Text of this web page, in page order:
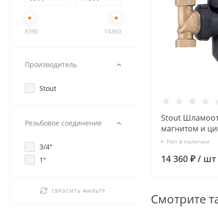
8390 14360
Производитель
Stout
Резьбовое соединение
3/4"
1"
СБРОСИТЬ ФИЛЬТР
Stout
магнитом и
фильтром, 1" ВН
Нет в наличии
14 360 ₽/ шт
Смотрите